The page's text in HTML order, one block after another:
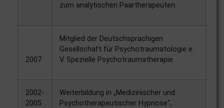
zum analytischen Paartherapeuten.
2007
Mitglied der Deutschsprachigen
Gesellschaft für Psychotraumatologie e.
V. Spezielle Psychotraumatherapie.
2002-
2005
Weiterbildung in „Medizinischer und
Psychotherapeutischer Hypnose“,